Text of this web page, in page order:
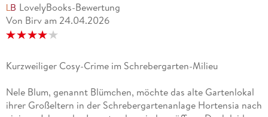
Schrebergartenmilieu. Die kauzigen aber liebenswerten
Schrebergärtner, der etwas langsame aber sehr
gutaussehende Dorfpolizist und natürlich die Hauptperson
Leider kam die Vorgeschichte um Nele für meinen
Geschmack etwas zu kurz aber vielleicht wird der Autor dazu
in den Folgebänden noch etwas preisgeben.
Dazu ein auffälliges aber gut gestaltetes Cover welches
LovelyBooks-Bewertung
Von Birv am 24.04.2026
Kurzweiliger Cosy-Crime im Schrebergarten-Milieu
Nele Blum, genannt Blümchen, möchte das alte Gartenlokal
ihrer Großeltern in der Schrebergartenanlage Hortensia nach